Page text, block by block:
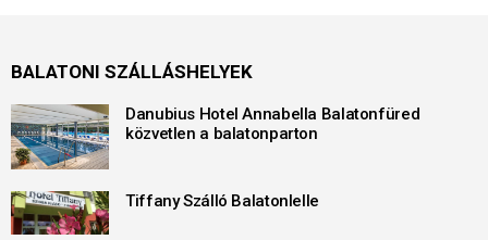
BALATONI SZÁLLÁSHELYEK
Danubius Hotel Annabella Balatonfüred
közvetlen a balatonparton
Tiffany Szálló Balatonlelle